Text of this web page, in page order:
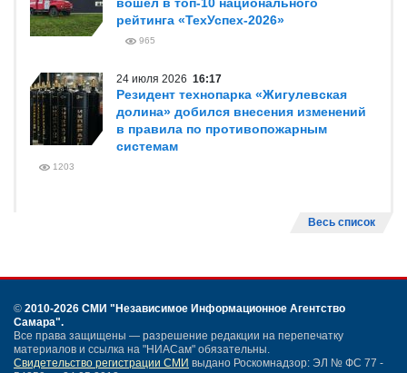
рейтинга «ТехУспех-2026»
965
24 июля 2026 16:17
Резидент технопарка «Жигулевская
долина» добился внесения изменений
в правила по противопожарным
системам
1203
Весь список
© 2010-2026 СМИ "Независимое Информационное Агентство
Самара".
Все права защищены — разрешение редакции на перепечатку
материалов и ссылка на "НИАСам" обязательны.
Свидетельство регистрации СМИ выдано Роскомнадзор: ЭЛ № ФС 77 -